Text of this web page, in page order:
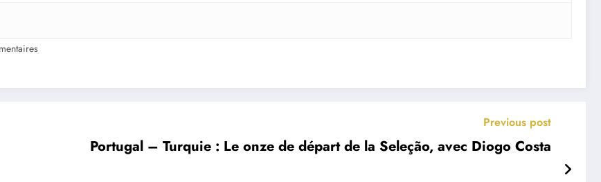
Previous post
Portugal – Turquie : Le onze de départ de la Seleção, avec Diogo Costa